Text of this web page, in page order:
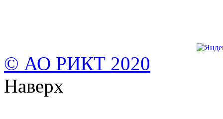
© АО РИКТ 2020
Наверх